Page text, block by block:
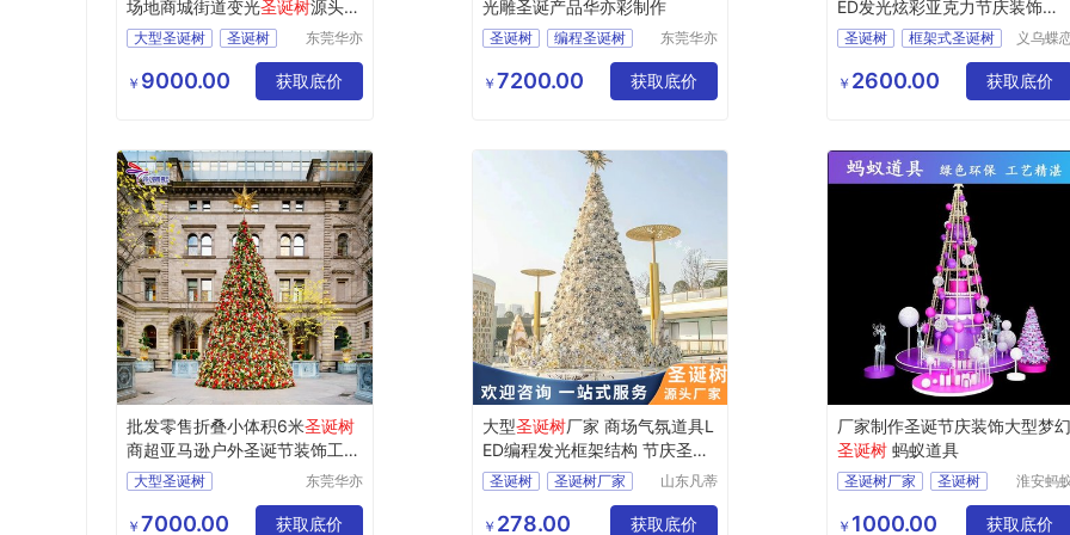
场地商城街道变光圣诞树源头工
厂大型圣诞树
圣诞树
圣诞树出口
东莞华亦
艺有限公
司
￥ 9000.00 获取底价
光雕圣诞产品华亦彩制作
圣诞树
编程圣诞树
大型圣诞树
圣诞树出口
东莞华亦
艺有限公
司
￥ 7200.00 获取底价
ED发光炫彩亚克力节庆装饰摆
件圣诞树
框架式圣诞树
亚克力圣诞树
义乌蝶
术有限公
司
￥ 2600.00 获取底价
批发零售折叠小体积6米圣诞树
商超亚马逊户外圣诞节装饰工程
摆件
大型圣诞树
圣诞树工厂
东莞华亦
艺有限公
￥ 7000.00 获取底价
大型圣诞树厂家 商场气氛道具L
ED编程发光框架结构 节庆圣诞
用品
圣诞树
圣诞树厂家
商场道具
LED发光
山东凡蒂
有限公司
￥ 278.00 获取底价
厂家制作圣诞节庆装饰大型梦幻
圣诞树 蚂蚁道具
圣诞树厂家 圣诞树
淮安蚂
制作有限
￥ 1000.00 获取底价